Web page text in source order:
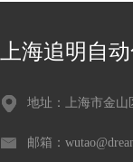
上海追明自
地址：上海市金山
邮箱：